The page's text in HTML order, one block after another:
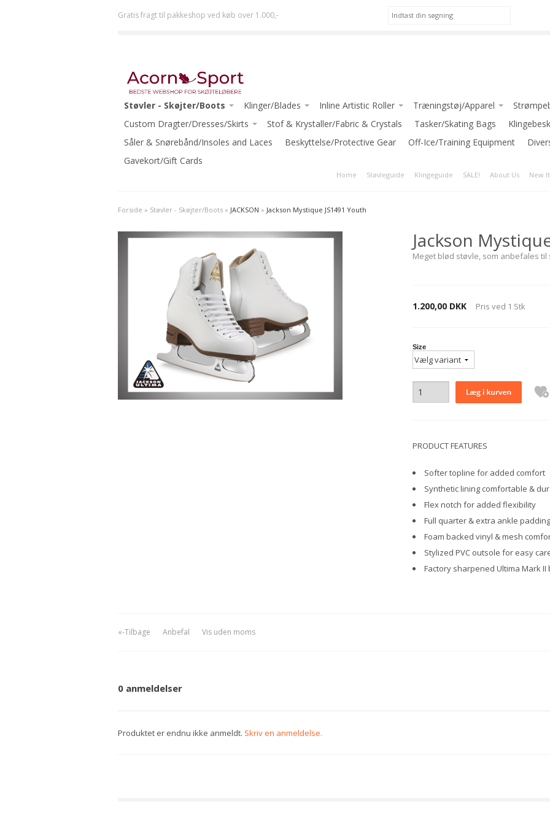
Gratis fragt til pakkeshop ved køb over 1.000,-
Støvler - Skøjter/Boots
JACKSON
RISPORT
GRAF
AURA
-Beginner Skates
-Beginner-Intermediate Skates
-Intermediate Skates
-Advanced Skates
-Elite Skates
-Ice Dance Skates
Klinger/Blades
ULTIMA (Jackson)
JOHN WILSON
-Intermediate Blades
-Advanced Blades
-Ice Dance Blades
Inline Artistic Roller
Pic Skates-Roller
Jackson Atom Roller
Træningstøj/Apparel
*Apparel for GIRLS
*Apparel for LADIES
INTERMEZZO
-Klub Jakker / Club Jackets
Custom Dragter/Dresses/Skirts
ACORN DRESSES ONE-OF-A-KIND
READY TO WEAR
Stof & Krystaller/Fabric & Crystals Tasker/Skating Bags
Såler & Snørebånd/Insoles and Laces
Beskyttelse/Protective Gear Off-Ice/Training Equipment
Gavekort/Gift Cards
Home Støvleguide Klingeguide SALE! About Us New
Forside » Støvler - Skøjter/Boots » JACKSON » Jackson Mystique JS1491 Youth
Jackson
Meget blød støvle, som anbefales
1.200,00 DKK Pris ved 1 Stk
Size
PRODUCT FEATURES
Softer topline for added comfort
Synthetic lining comfortable &
Flex notch for added flexibility
Full quarter & extra ankle padding
Foam backed vinyl & mesh
Stylized PVC outsole for easy
Factory sharpened Ultima Mark
«-Tilbage Anbefal Vis uden moms
0 anmeldelser
Produktet er endnu ikke anmeldt. Skriv en anmeldelse.